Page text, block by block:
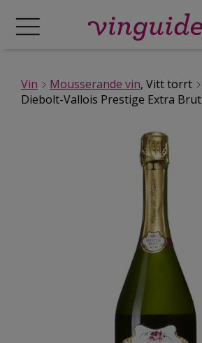
Vin Mousserande vin, Vitt torrt
Diebolt-Vallois Prestige Extra Brut